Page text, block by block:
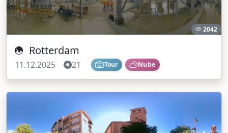
2042
Rotterdam
11.12.2025 21 Tour Nube